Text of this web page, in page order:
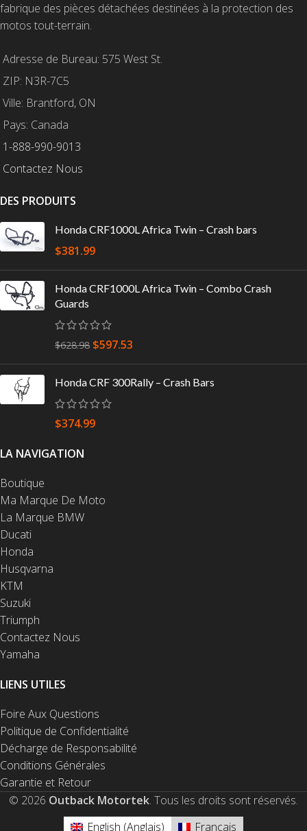
fabrique des pièces détachées destinées à la protection des
motos tout-terrain.
Adresse de Bureau: 575 West St.
ZIP: N3R-7C5
Ville: Brantford, ON
Pays: Canada
1-888-990-9013
Contactez Nous
DES PRODUITS
Honda CRF1000L Africa Twin – Crash bars
$381.99
Honda CRF1000L Africa Twin – Combo Crash
Guards
$628.98 $597.53
Honda CRF 300Rally – Crash Bars
$374.99
LA NAVIGATION
Boutique
Ma Marque De Moto
La Marque BMW
Ducati
Honda
Husqvarna
KTM
Suzuki
Triumph
Contactez Nous
Yamaha
LIENS UTILES
Foire Aux Questions
Politique de Confidentialité
Décharge de Responsabilité
Conditions Générales
Garantie et Retour
© 2026 Outback Motortek. Tous les droits sont réservés.
English (Anglais) Français